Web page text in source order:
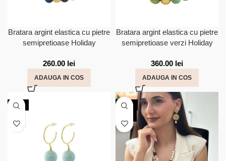
Bratara argint elastica cu pietre
semipretioase Holiday
260.00 lei
ADAUGA IN COS
Bratara argint elastica cu pietre
semipretioase verzi Holiday
360.00 lei
ADAUGA IN COS
NOU
-30%